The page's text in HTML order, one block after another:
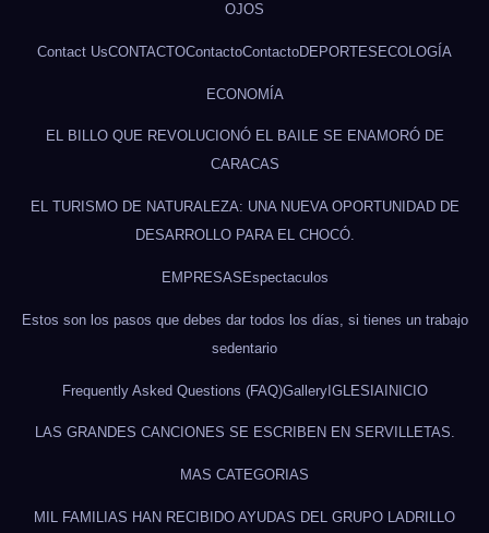
OJOS
Contact UsCONTACTOContactoContactoDEPORTES ECOLOGÍA
ECONOMÍA
EL BILLO QUE REVOLUCIONÓ EL BAILE SE ENAMORÓ DE
CARACAS
EL TURISMO DE NATURALEZA: UNA NUEVA OPORTUNIDAD DE
DESARROLLO PARA EL CHOCÓ.
EMPRESAS Espectaculos
Estos son los pasos que debes dar todos los días, si tienes un trabajo
sedentario
Frequently Asked Questions (FAQ)GalleryIGLESIAINICIO
LAS GRANDES CANCIONES SE ESCRIBEN EN SERVILLETAS.
MAS CATEGORIAS
MIL FAMILIAS HAN RECIBIDO AYUDAS DEL GRUPO LADRILLO